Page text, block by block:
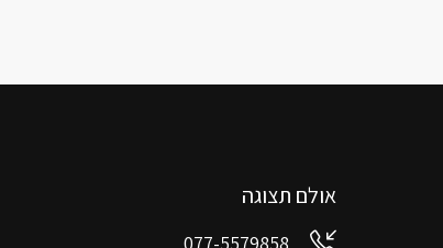
אולם תצוגה